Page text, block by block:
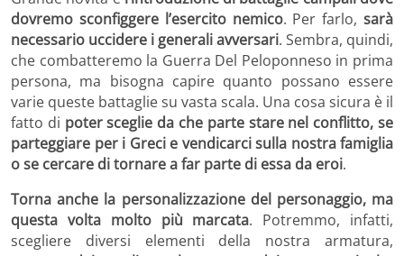
dovremo sconfiggere l’esercito nemico. Per farlo, sarà
necessario uccidere i generali avversari. Sembra, quindi,
che combatteremo la Guerra Del Peloponneso in prima
persona, ma bisogna capire quanto possano essere
varie queste battaglie su vasta scala. Una cosa sicura è il
fatto di poter sceglie da che parte stare nel conflitto, se
parteggiare per i Greci e vendicarci sulla nostra famiglia
o se cercare di tornare a far parte di essa da eroi.
Torna anche la personalizzazione del personaggio, ma
questa volta molto più marcata. Potremmo, infatti,
scegliere diversi elementi della nostra armatura,